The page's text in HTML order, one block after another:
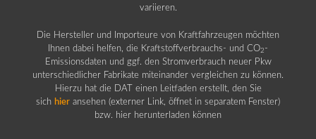
variieren.
Die Hersteller und Importeure von Kraftfahrzeugen möchten
Ihnen dabei helfen, die Kraftstoffverbrauchs- und CO2 -
Emissionsdaten und ggf. den Stromverbrauch neuer Pkw
unterschiedlicher Fabrikate miteinander vergleichen zu können.
Hierzu hat die DAT einen Leitfaden erstellt, den Sie
sich hier ansehen (externer Link, öffnet in separatem Fenster)
bzw. hier herunterladen können